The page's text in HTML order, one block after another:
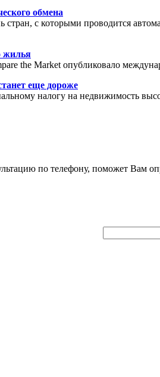
обмена
с которыми проводится
жилья
the Market опубликовало
еще дороже
налогу на недвижимость
по телефону, поможет Вам